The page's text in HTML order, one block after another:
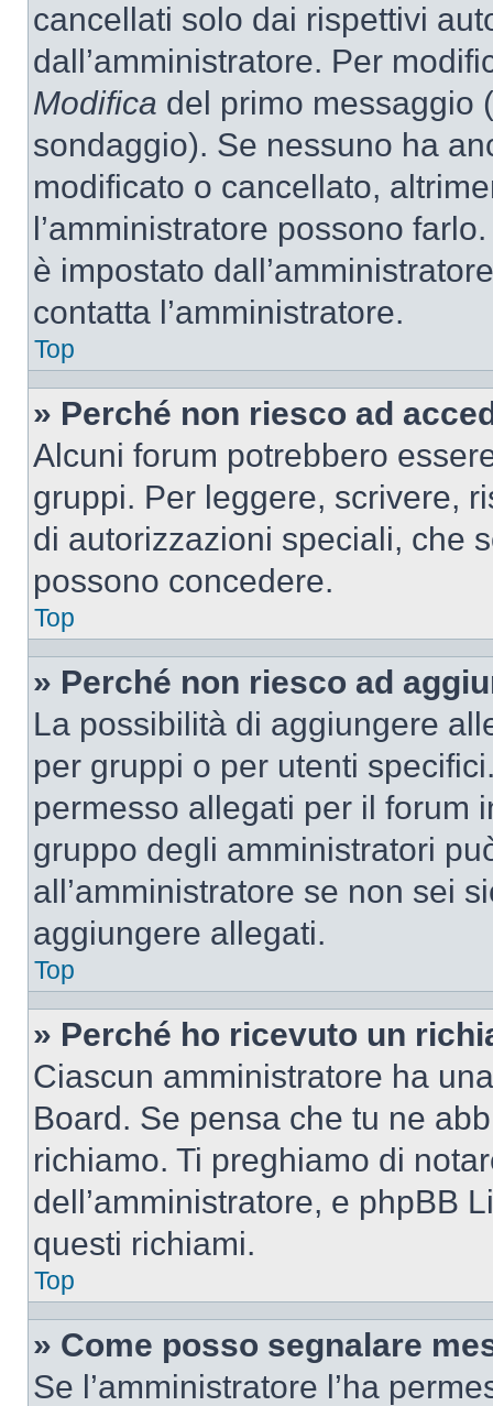
cancellati solo dai rispettivi
dall’amministratore. Per
Modifica del primo messaggio
sondaggio). Se nessuno ha
modificato o cancellato,
l’amministratore possono
è impostato
contatta l’amministratore.
Top
» Perché non riesco ad
Alcuni forum potrebbero
gruppi. Per leggere, scrivere,
di autorizzazioni speciali, che
possono concedere.
Top
» Perché non riesco ad
La possibilità di aggiungere
per gruppi o per utenti
permesso allegati per il forum
gruppo degli amministratori
all’amministratore se non sei
aggiungere allegati.
Top
» Perché ho ricevuto un
Ciascun amministratore ha
Board. Se pensa che tu ne
richiamo. Ti preghiamo di
dell’amministratore, e phpBB
questi richiami.
Top
» Come posso segnalare
Se l’amministratore l’ha